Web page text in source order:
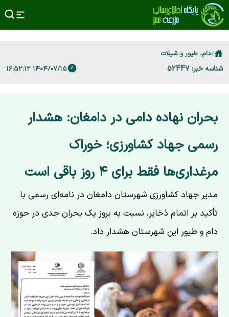
دام، طیور و شیلات
شناسه خبر: 52447 ۱۴۰۴/۰۷/۱۵ ۱۶:۵۲:۱۲
بحران نهاده دامی در دامغان: هشدار
رسمی جهاد کشاورزی؛ خوراک
مرغداری‌ها فقط برای ۴ روز باقی است
مدیر جهاد کشاورزی شهرستان دامغان در نامه‌ای رسمی با
تأکید بر اتمام ذخایر، نسبت به بروز یک بحران جدی در حوزه
دام و طیور این شهرستان هشدار داد.